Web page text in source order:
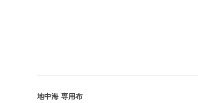
地中海 専用布